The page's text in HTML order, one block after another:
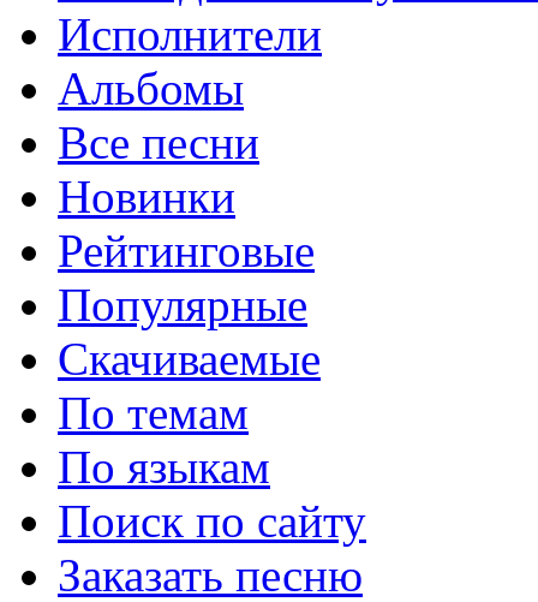
Исполнители
Альбомы
Все песни
Новинки
Рейтинговые
Популярные
Скачиваемые
По темам
По языкам
Поиск по сайту
Заказать песню